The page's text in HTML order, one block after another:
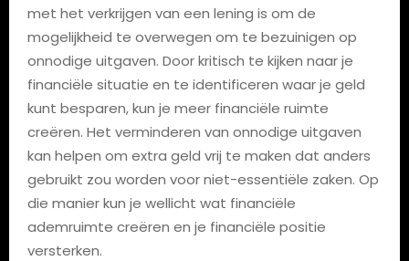
met het verkrijgen van een lening is om de
mogelijkheid te overwegen om te bezuinigen op
onnodige uitgaven. Door kritisch te kijken naar je
financiële situatie en te identificeren waar je geld
kunt besparen, kun je meer financiële ruimte
creëren. Het verminderen van onnodige uitgaven
kan helpen om extra geld vrij te maken dat anders
gebruikt zou worden voor niet-essentiële zaken. Op
die manier kun je wellicht wat financiële
ademruimte creëren en je financiële positie
versterken.